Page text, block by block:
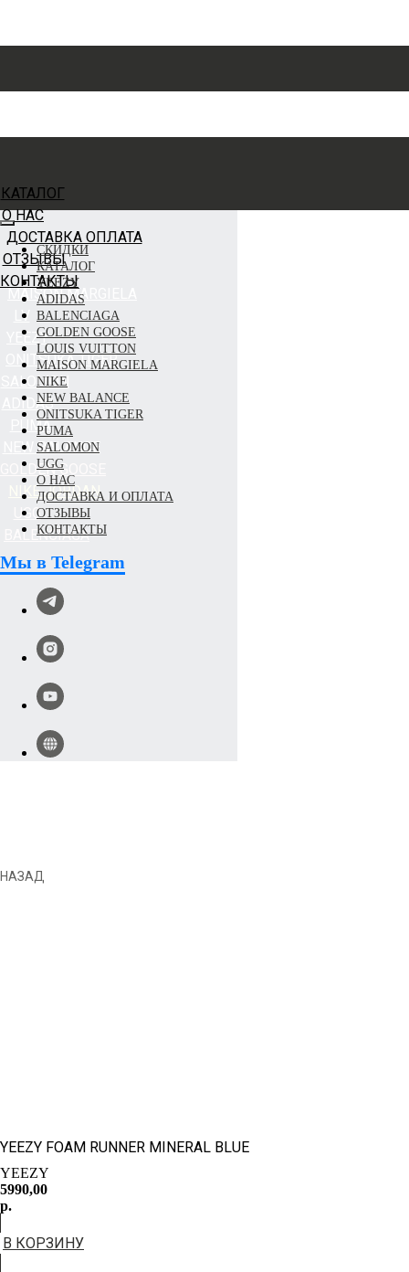
КАТАЛОГ
О НАС
ДОСТАВКА ОПЛАТА
ОТЗЫВЫ
КОНТАКТЫ
MAISON MARGIELA
LV
YEEZY
ONITSUKA TIGER
SALOMON
ADIDAS
PUMA
EW BALANCE
GOLDEN GOOSE
NIKE JORDAN
UGG
BALENCIAGA
СКИДКИ
КАТАЛОГ
YEEZY
ADIDAS
BALENCIAGA
GOLDEN GOOSE
LOUIS VUITTON
MAISON MARGIELA
NIKE
NEW BALANCE
ONITSUKA TIGER
PUMA
SALOMON
UGG
О НАС
ДОСТАВКА И ОПЛАТА
ОТЗЫВЫ
КОНТАКТЫ
Мы в Telegram
НАЗАД
YEEZY FOAM RUNNER MINERAL BLUE
YEEZY
5990,00
р.
В КОРЗИНУ